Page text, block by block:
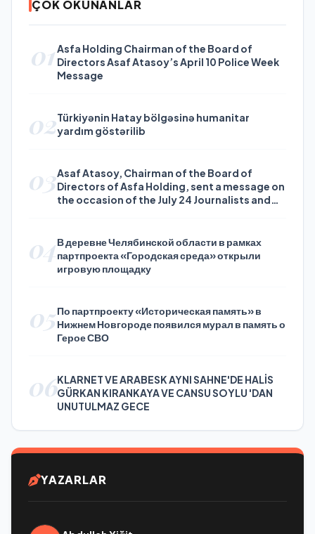
ÇOK OKUNANLAR
01Asfa Holding Chairman of the Board of
Directors Asaf Atasoy’s April 10 Police Week
Message
02Türkiyənin Hatay bölgəsinə humanitar
yardım göstərilib
03Asaf Atasoy, Chairman of the Board of
Directors of Asfa Holding, sent a message on
the occasion of the July 24 Journalists and
04В деревне Челябинской области в рамках
партпроекта «Городская среда» открыли
игровую площадку
05По партпроекту «Историческая память» в
Нижнем Новгороде появился мурал в память о
Герое СВО
06KLARNET VE ARABESK AYNI SAHNE'DE HALİS
GÜRKAN KIRANKAYA VE CANSU SOYLU 'DAN
UNUTULMAZ GECE
YAZARLAR